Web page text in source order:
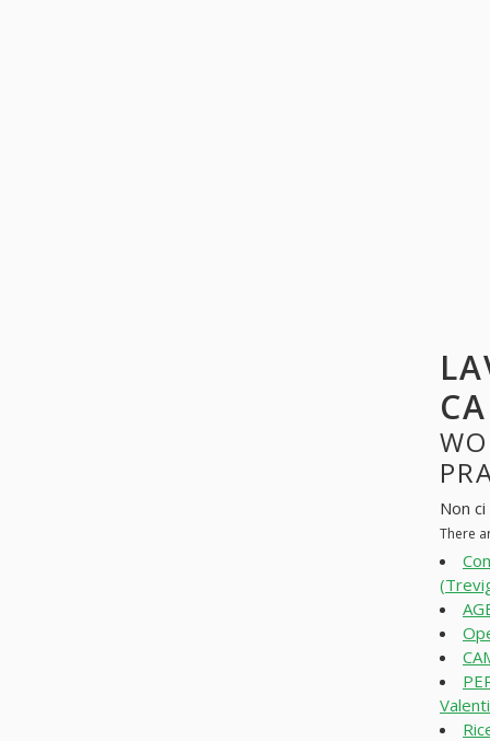
Non
There